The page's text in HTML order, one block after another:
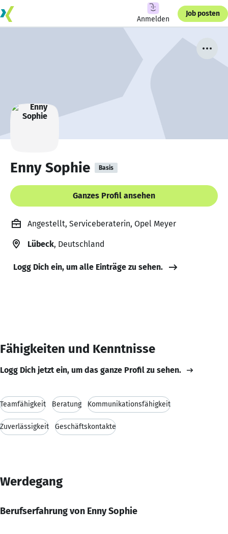
Anmelden
Job posten
Enny Sophie Basis
Ganzes Profil ansehen
Angestellt, Serviceberaterin, Opel Meyer
Lübeck, Deutschland
Logg Dich ein, um alle Einträge zu sehen.
Fähigkeiten und Kenntnisse
Logg Dich jetzt ein, um das ganze Profil zu sehen.
Teamfähigkeit Beratung Kommunikationsfähigkeit
Zuverlässigkeit Geschäftskontakte
Werdegang
Berufserfahrung von Enny Sophie